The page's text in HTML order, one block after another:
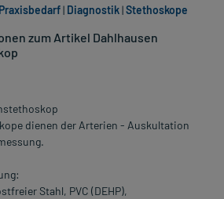
zum Artikel Dahlhausen
dienen der Arterien - Auskultation
Stahl, PVC (DEHP),
Praxisbedarf| Diagnostik|Stethoskope